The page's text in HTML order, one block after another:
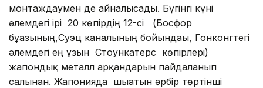
монтаждаумен де айналысады. Бүгінгі күні
әлемдегі ірі 20 көпірдің 12-сі (Босфор
бұғазының,Суэц каналының бойындағы, Гонконгтегі
әлемдегі ең ұзын Стоункатерс көпірлері)
жапондық металл арқандарын пайдаланып
салынған. Жапонияда шығатын әрбір төртінші